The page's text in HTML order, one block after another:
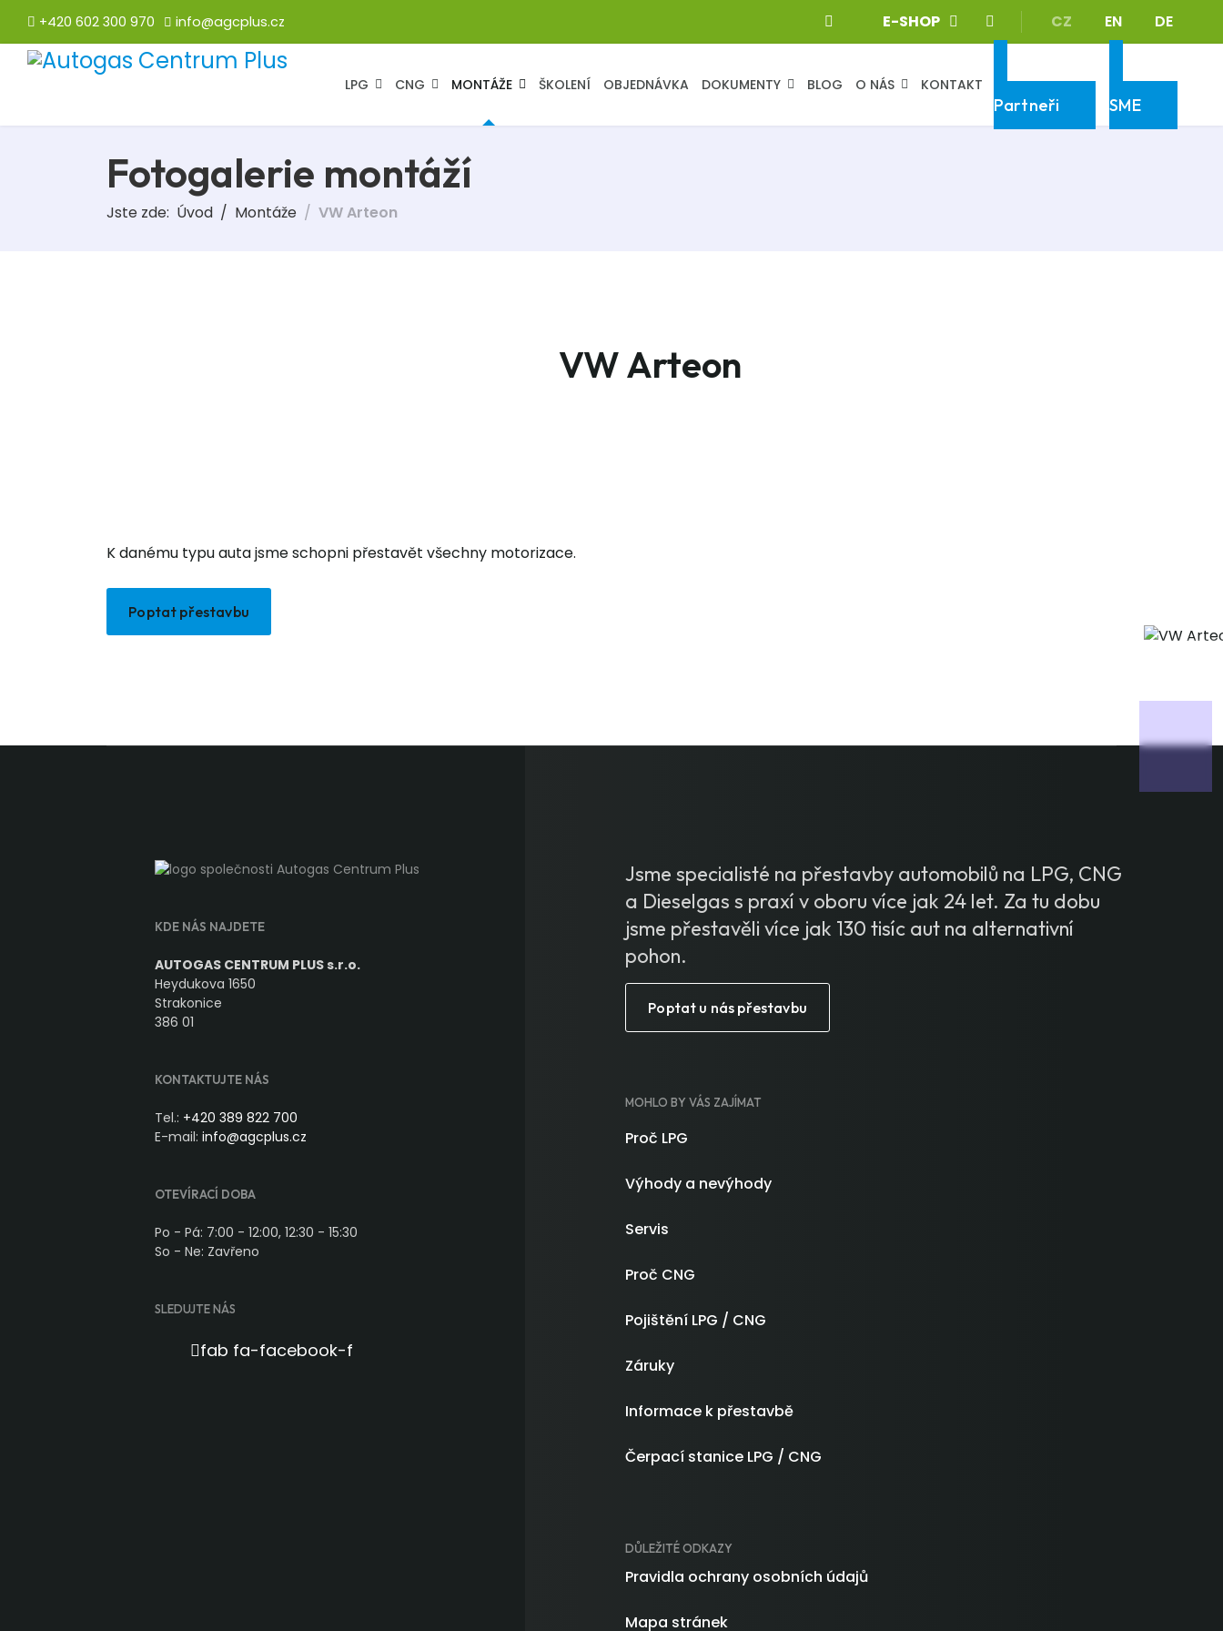
+420 602 300 970 info@agcplus.cz E-SHOP Zvolte jazyk
CZ EN DE
LPG CNG MONTÁŽE ŠKOLENÍ OBJEDNÁVKA DOKUMENTY BLOG O NÁS KONTAKT Klientská sekce
Partneři
Klientská sekce
SME
Fotogalerie montáží
Jste zde: Úvod Montáže VW Arteon
VW Arteon
K danému typu auta jsme schopni přestavět všechny motorizace.
Poptat přestavbu
KDE NÁS NAJDETE
AUTOGAS CENTRUM PLUS s.r.o.
Heydukova 1650
Strakonice
386 01
KONTAKTUJTE NÁS
Tel.: +420 389 822 700
E-mail: info@agcplus.cz
OTEVÍRACÍ DOBA
Po - Pá: 7:00 - 12:00, 12:30 - 15:30
So - Ne: Zavřeno
SLEDUJTE NÁS
fab fa-facebook-f
Jsme specialisté na přestavby automobilů na LPG, CNG
a Dieselgas s praxí v oboru více jak 24 let. Za tu dobu
jsme přestavěli více jak 130 tisíc aut na alternativní
pohon.
Poptat u nás přestavbu
MOHLO BY VÁS ZAJÍMAT
Proč LPG
Výhody a nevýhody
Servis
Proč CNG
Pojištění LPG / CNG
Záruky
Informace k přestavbě
Čerpací stanice LPG / CNG
DŮLEŽITÉ ODKAZY
Pravidla ochrany osobních údajů
Mapa stránek